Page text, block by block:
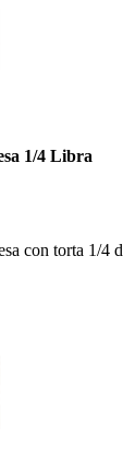
1/4 Libra
con torta 1/4